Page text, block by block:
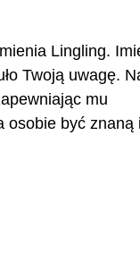
Lingling.
Twoją uwagę.
mu
osobie być znaną i